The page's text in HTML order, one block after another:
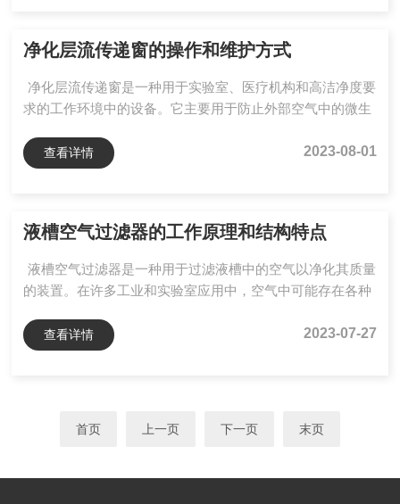
风压比两风机风压之和小，选型时要保证两串联机组的额定
样两台风机并...
净化层流传递窗的操作和维护方式
净化层流传递窗是一种用于实验室、医疗机构和高洁净度要
求的工作环境中的设备。它主要用于防止外部空气中的微生
态，以确保实验或手术的准确性和安全性。工作原理是通过
高效净化器过滤外部空气中的微生物和颗粒物。该窗口内部
统，使过滤后的洁净空气在窗口两侧形成一个层流空气幕，
即内窗和外窗。...
查看详情 2023-08-01
液槽空气过滤器的工作原理和结构特点
液槽空气过滤器是一种用于过滤液槽中的空气以净化其质量
的装置。在许多工业和实验室应用中，空气中可能存在各种
工艺操作造成危害。设计旨在通过有效地捕获和去除这些污
染物来提供洁净的空气环境。液槽空气过滤器通常由以下几
和合成纤维等。这些过滤介质具有不同的孔径和表面特性，
查看详情 2023-07-27
首页 上一页 下一页 末页